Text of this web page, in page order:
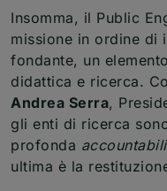
Insomma, il Public
missione in ordine di
fondante, un
didattica e ricerca.
Andrea Serra,
gli enti di ricerca
profonda
ultima è la